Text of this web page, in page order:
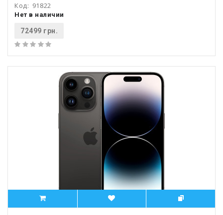
Код: 91822
Нет в наличии
72499 грн.